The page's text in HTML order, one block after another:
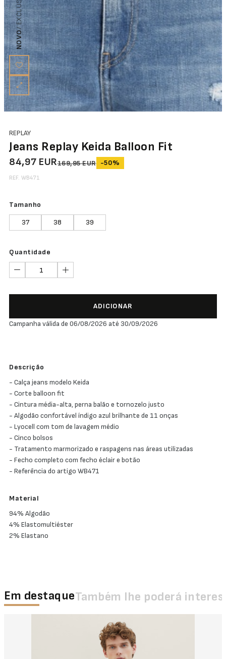
NOVO
REPLAY
Jeans Replay Keida Balloon Fit
84,97 EUR169,95 EUR -50%
REF. WB471
Tamanho
37 38 39
Quantidade
ADICIONAR
Campanha válida de 06/08/2026 até 30/09/2026
Descrição
- Calça jeans modelo Keida
- Corte balloon fit
- Cintura média-alta, perna balão e tornozelo justo
- Algodão confortável índigo azul brilhante de 11 onças
- Lyocell com tom de lavagem médio
- Cinco bolsos
- Tratamento marmorizado e raspagens nas áreas utilizadas
- Fecho completo com fecho éclair e botão
- Referência do artigo WB471
Material
94% Algodão
4% Elastomultiéster
2% Elastano
Em destaqueTambém lhe poderá